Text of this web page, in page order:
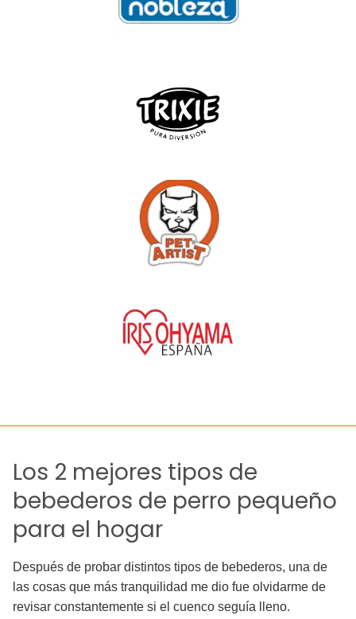
Los 2 mejores tipos de
bebederos de perro pequeño
para el hogar
Después de probar distintos tipos de bebederos, una de
las cosas que más tranquilidad me dio fue olvidarme de
revisar constantemente si el cuenco seguía lleno.